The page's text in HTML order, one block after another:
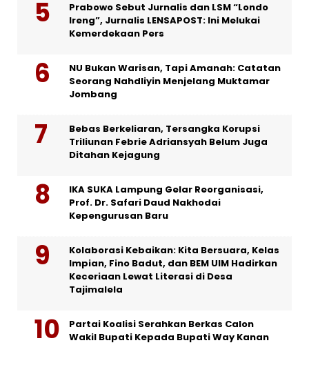
Prabowo Sebut Jurnalis dan LSM “Londo
Ireng”, Jurnalis LENSAPOST: Ini Melukai
Kemerdekaan Pers
NU Bukan Warisan, Tapi Amanah: Catatan
Seorang Nahdliyin Menjelang Muktamar
Jombang
Bebas Berkeliaran, Tersangka Korupsi
Triliunan Febrie Adriansyah Belum Juga
Ditahan Kejagung
IKA SUKA Lampung Gelar Reorganisasi,
Prof. Dr. Safari Daud Nakhodai
Kepengurusan Baru
Kolaborasi Kebaikan: Kita Bersuara, Kelas
Impian, Fino Badut, dan BEM UIM Hadirkan
Keceriaan Lewat Literasi di Desa
Tajimalela
Partai Koalisi Serahkan Berkas Calon
Wakil Bupati Kepada Bupati Way Kanan